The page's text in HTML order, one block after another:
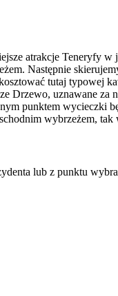
atrakcje Teneryfy
Następnie
tutaj typowej
Drzewo, uznawane
punktem wycieczki
wybrzeżem, tak
lub z punktu